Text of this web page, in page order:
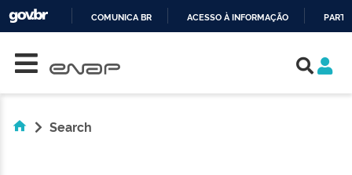
COMUNICA BR ACESSO À INFORMAÇÃO
Search